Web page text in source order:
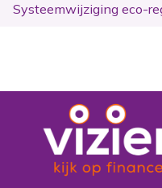
Systeemwijziging eco-